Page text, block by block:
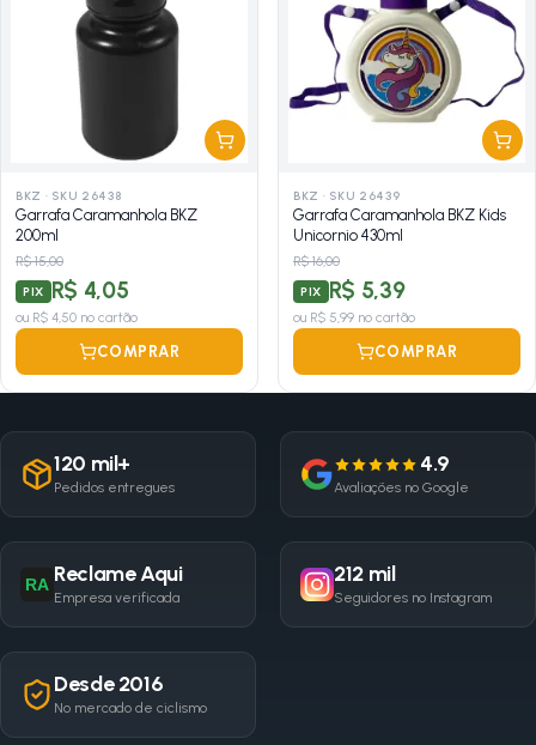
BKZ · SKU 26438
Garrafa Caramanhola BKZ
200ml
R$ 15,00
PIX R$ 4,05
ou R$ 4,50 no cartão
COMPRAR
BKZ · SKU 26439
Garrafa Caramanhola BKZ Kids
Unicornio 430ml
R$ 16,00
PIX R$ 5,39
ou R$ 5,99 no cartão
COMPRAR
120 mil+
Pedidos entregues
4.9
Avaliações no Google
RA Reclame Aqui
Empresa verificada
212 mil
Seguidores no Instagram
Desde 2016
No mercado de ciclismo